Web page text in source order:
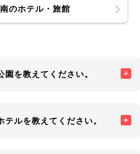
のホテル・旅館
を教えてください。
ルを教えてください。